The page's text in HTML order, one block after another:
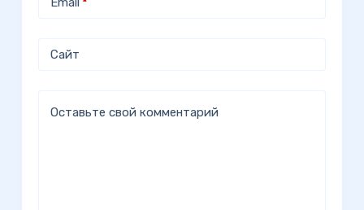
Сайт
Оставьте свой комментарий